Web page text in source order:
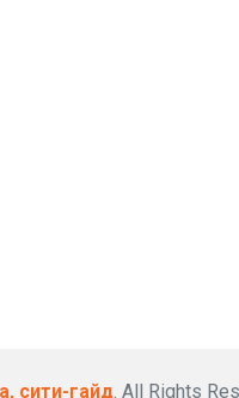
сити-гайд. All Rights